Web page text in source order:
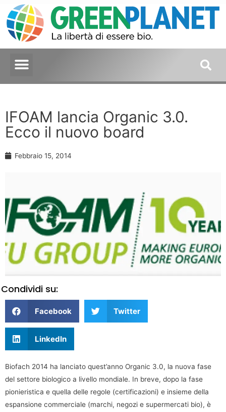
IFOAM lancia Organic 3.0.
Ecco il nuovo board
Febbraio 15, 2014
Condividi su:
Facebook Twitter
LinkedIn
Biofach 2014 ha lanciato quest’anno Organic 3.0, la nuova fase
del settore biologico a livello mondiale. In breve, dopo la fase
pionieristica e quella delle regole (certificazioni) e insieme della
espansione commerciale (marchi, negozi e supermercati bio), è